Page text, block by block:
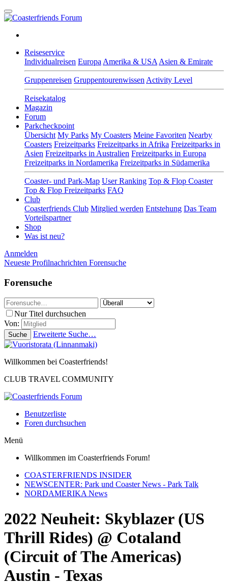
Reiseservice
Individualreisen Europa Amerika & USA Asien & Emirate
Gruppenreisen Gruppentourenwissen Activity Level
Reisekatalog
Magazin
Forum
Parkcheckpoint
Übersicht My Parks My Coasters Meine Favoriten Nearby
Coasters Freizeitparks Freizeitparks in Afrika Freizeitparks in
Asien Freizeitparks in Australien Freizeitparks in Europa
Freizeitparks in Nordamerika Freizeitparks in Südamerika
Coaster- und Park-Map User Ranking Top & Flop Coaster
Top & Flop Freizeitparks FAQ
Club
Coasterfriends Club Mitglied werden Entstehung Das Team
Vorteilspartner
Shop
Was ist neu?
Anmelden
Neueste Profilnachrichten Forensuche
Forensuche
Nur Titel durchsuchen
Von:
Suche Erweiterte Suche…
Willkommen bei Coasterfriends!
CLUB TRAVEL COMMUNITY
Benutzerliste
Foren durchsuchen
Menü
Willkommen im Coasterfriends Forum!
COASTERFRIENDS INSIDER
NEWSCENTER: Park und Coaster News - Park Talk
NORDAMERIKA News
2022 Neuheit: Skyblazer (US
Thrill Rides) @ Cotaland
(Circuit of The Americas)
Austin - Texas